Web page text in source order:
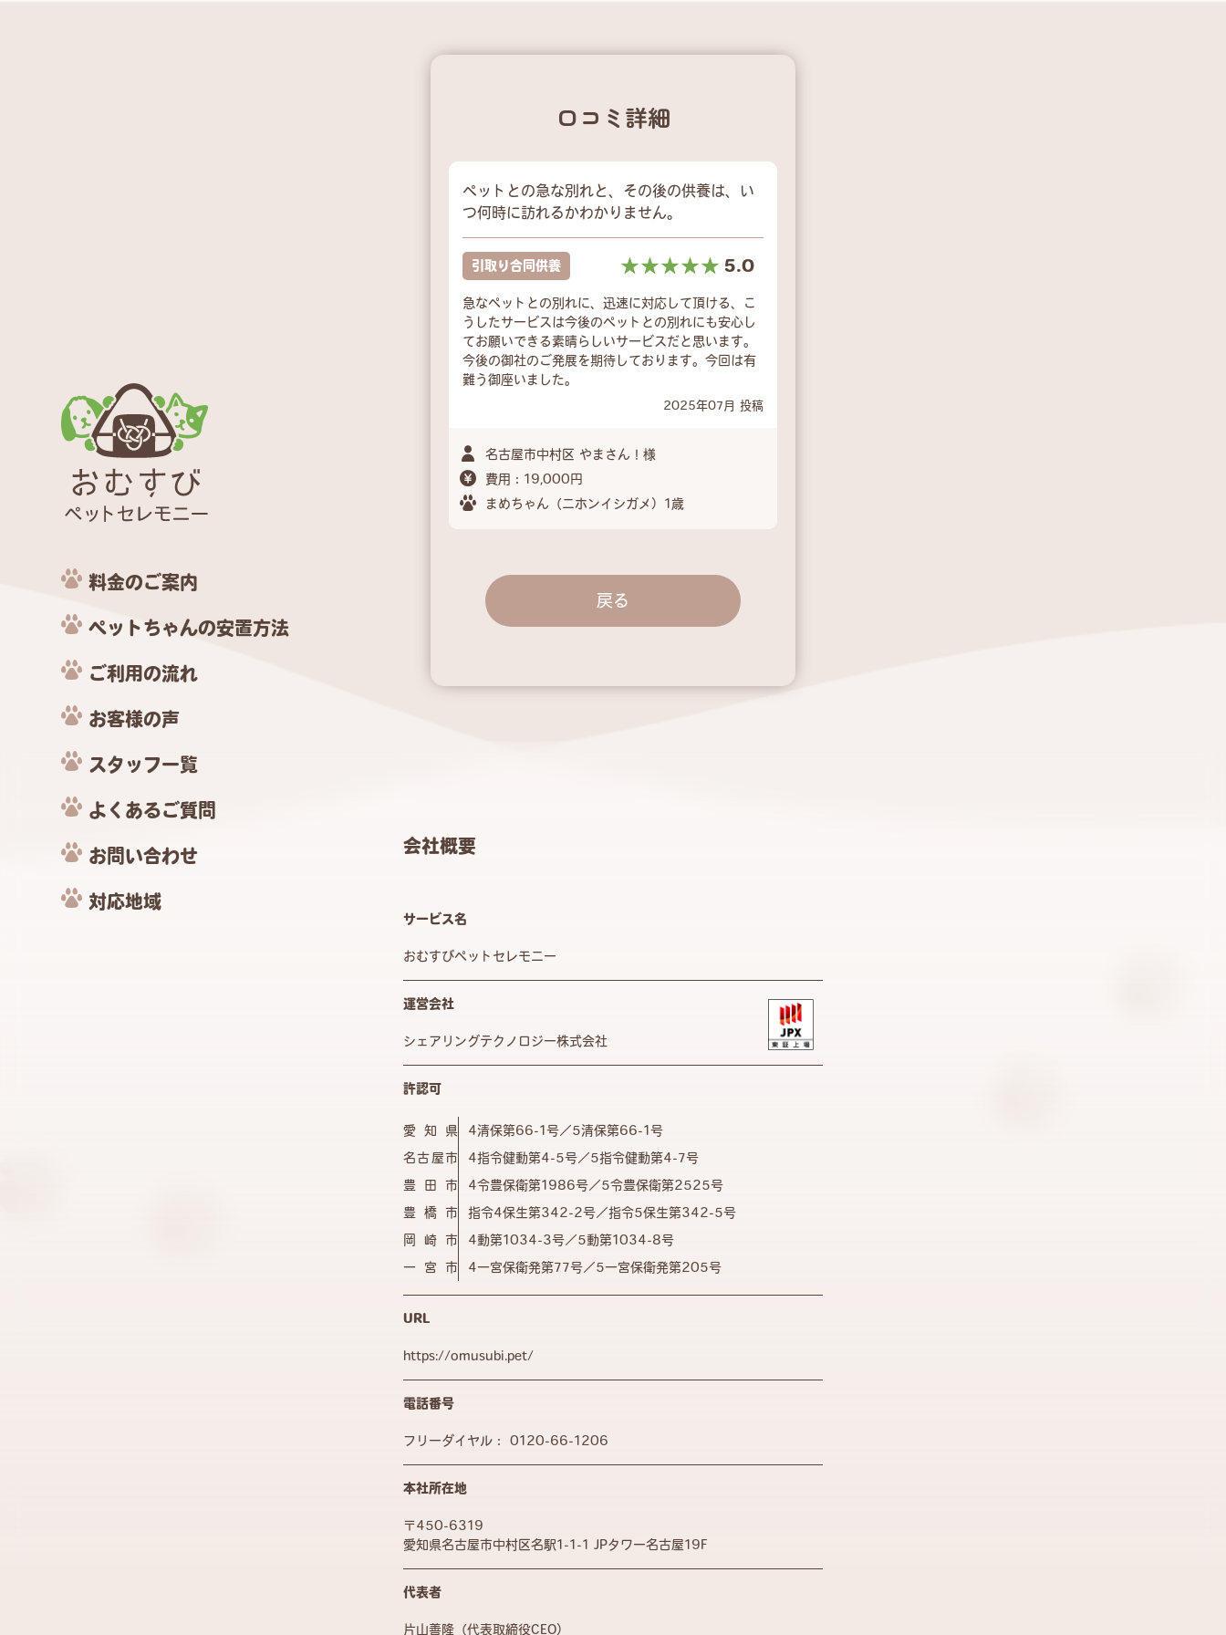
料金のご案内
ペットちゃんの安置方法
ご利用の流れ
お客様の声
スタッフ一覧
よくあるご質問
お問い合わせ
対応地域
口コミ詳細
ペットとの急な別れと、その後の供養は、い
つ何時に訪れるかわかりません。
引取り合同供養 ☆☆☆☆☆
★★★★★ 5.0
急なペットとの別れに、迅速に対応して頂ける、こ
うしたサービスは今後のペットとの別れにも安心し
てお願いできる素晴らしいサービスだと思います。
今後の御社のご発展を期待しております。今回は有
難う御座いました。
2025年07月 投稿
名古屋市中村区 やまさん！様
費用：19,000円
まめちゃん（ニホンイシガメ）1歳
戻る
会社概要
サービス名
おむすびペットセレモニー
運営会社
シェアリングテクノロジー株式会社
許認可
愛知県 4清保第66-1号／5清保第66-1号
名古屋市 4指令健動第4-5号／5指令健動第4-7号
豊田市 4令豊保衛第1986号／5令豊保衛第2525号
豊橋市 指令4保生第342-2号／指令5保生第342-5号
岡崎市 4動第1034-3号／5動第1034-8号
一宮市 4一宮保衛発第77号／5一宮保衛発第205号
URL
https://omusubi.pet/
電話番号
フリーダイヤル： 0120-66-1206
本社所在地
〒450-6319
愛知県名古屋市中村区名駅1-1-1 JPタワー名古屋19F
代表者
片山善隆（代表取締役CEO）